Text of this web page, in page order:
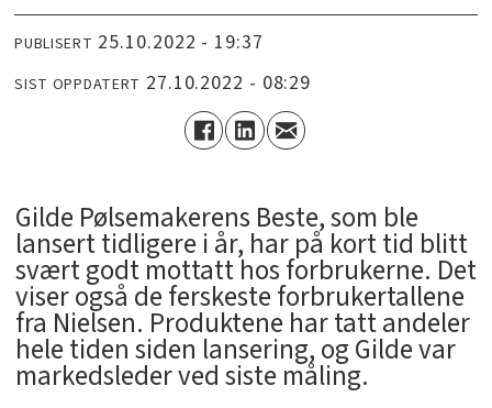
PUBLISERT 25.10.2022 - 19:37
SIST OPPDATERT 27.10.2022 - 08:29
Gilde Pølsemakerens Beste, som ble
lansert tidligere i år, har på kort tid blitt
svært godt mottatt hos forbrukerne. Det
viser også de ferskeste forbrukertallene
fra Nielsen. Produktene har tatt andeler
hele tiden siden lansering, og Gilde var
markedsleder ved siste måling.